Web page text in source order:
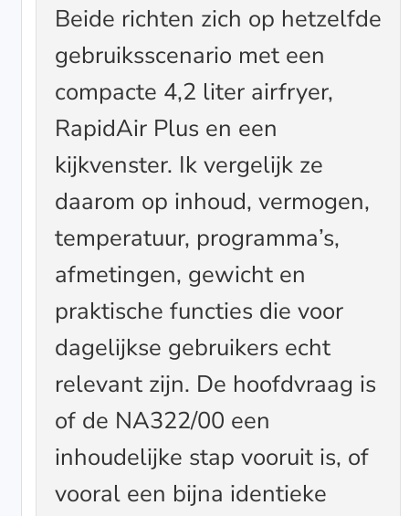
Beide richten zich op hetzelfde
gebruiksscenario met een
compacte 4,2 liter airfryer,
RapidAir Plus en een
kijkvenster. Ik vergelijk ze
daarom op inhoud, vermogen,
temperatuur, programma’s,
afmetingen, gewicht en
praktische functies die voor
dagelijkse gebruikers echt
relevant zijn. De hoofdvraag is
of de NA322/00 een
inhoudelijke stap vooruit is, of
vooral een bijna identieke